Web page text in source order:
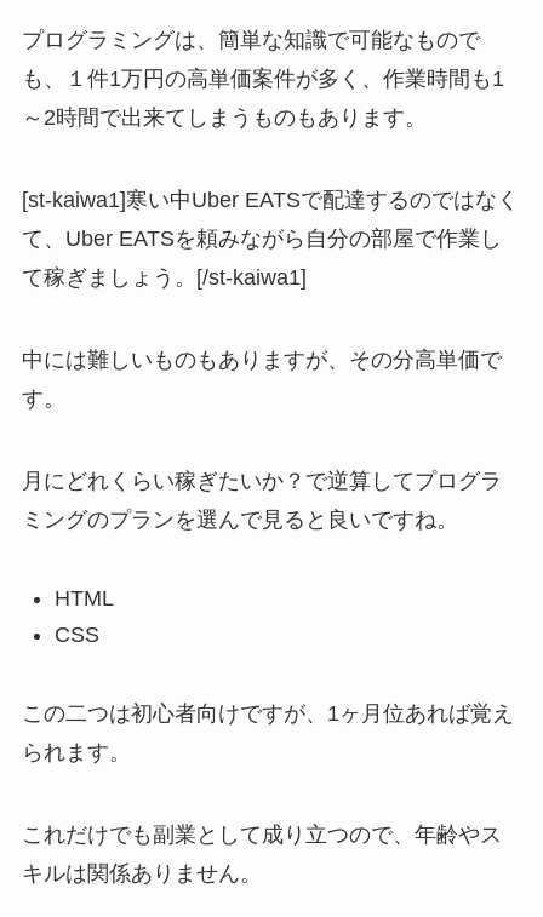
プログラミングは、簡単な知識で可能なもので
も、１件1万円の高単価案件が多く、作業時間も1
～2時間で出来てしまうものもあります。
[st-kaiwa1]寒い中Uber EATSで配達するのではなく
て、Uber EATSを頼みながら自分の部屋で作業し
て稼ぎましょう。[/st-kaiwa1]
中には難しいものもありますが、その分高単価で
す。
月にどれくらい稼ぎたいか？で逆算してプログラ
ミングのプランを選んで見ると良いですね。
HTML
CSS
この二つは初心者向けですが、1ヶ月位あれば覚え
られます。
これだけでも副業として成り立つので、年齢やス
キルは関係ありません。